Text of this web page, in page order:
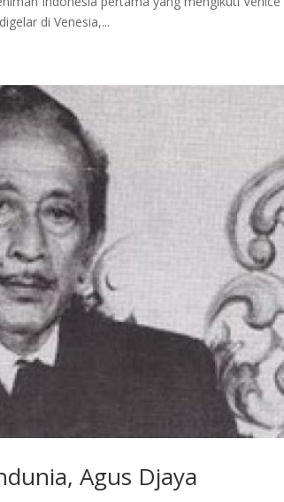
di Venesia,...
Agus Djaya